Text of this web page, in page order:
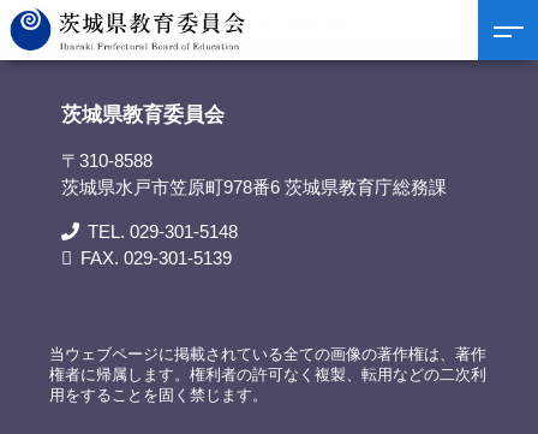
茨城県教育委員会>議事録>令和3年度9月定例教育委員会
茨城県教育委員会
〒310-8588
茨城県水戸市笠原町978番6 茨城県教育庁総務課
TEL. 029-301-5148
FAX. 029-301-5139
当ウェブページに掲載されている全ての画像の著作権は、著作
権者に帰属します。権利者の許可なく複製、転用などの二次利
用をすることを固く禁じます。